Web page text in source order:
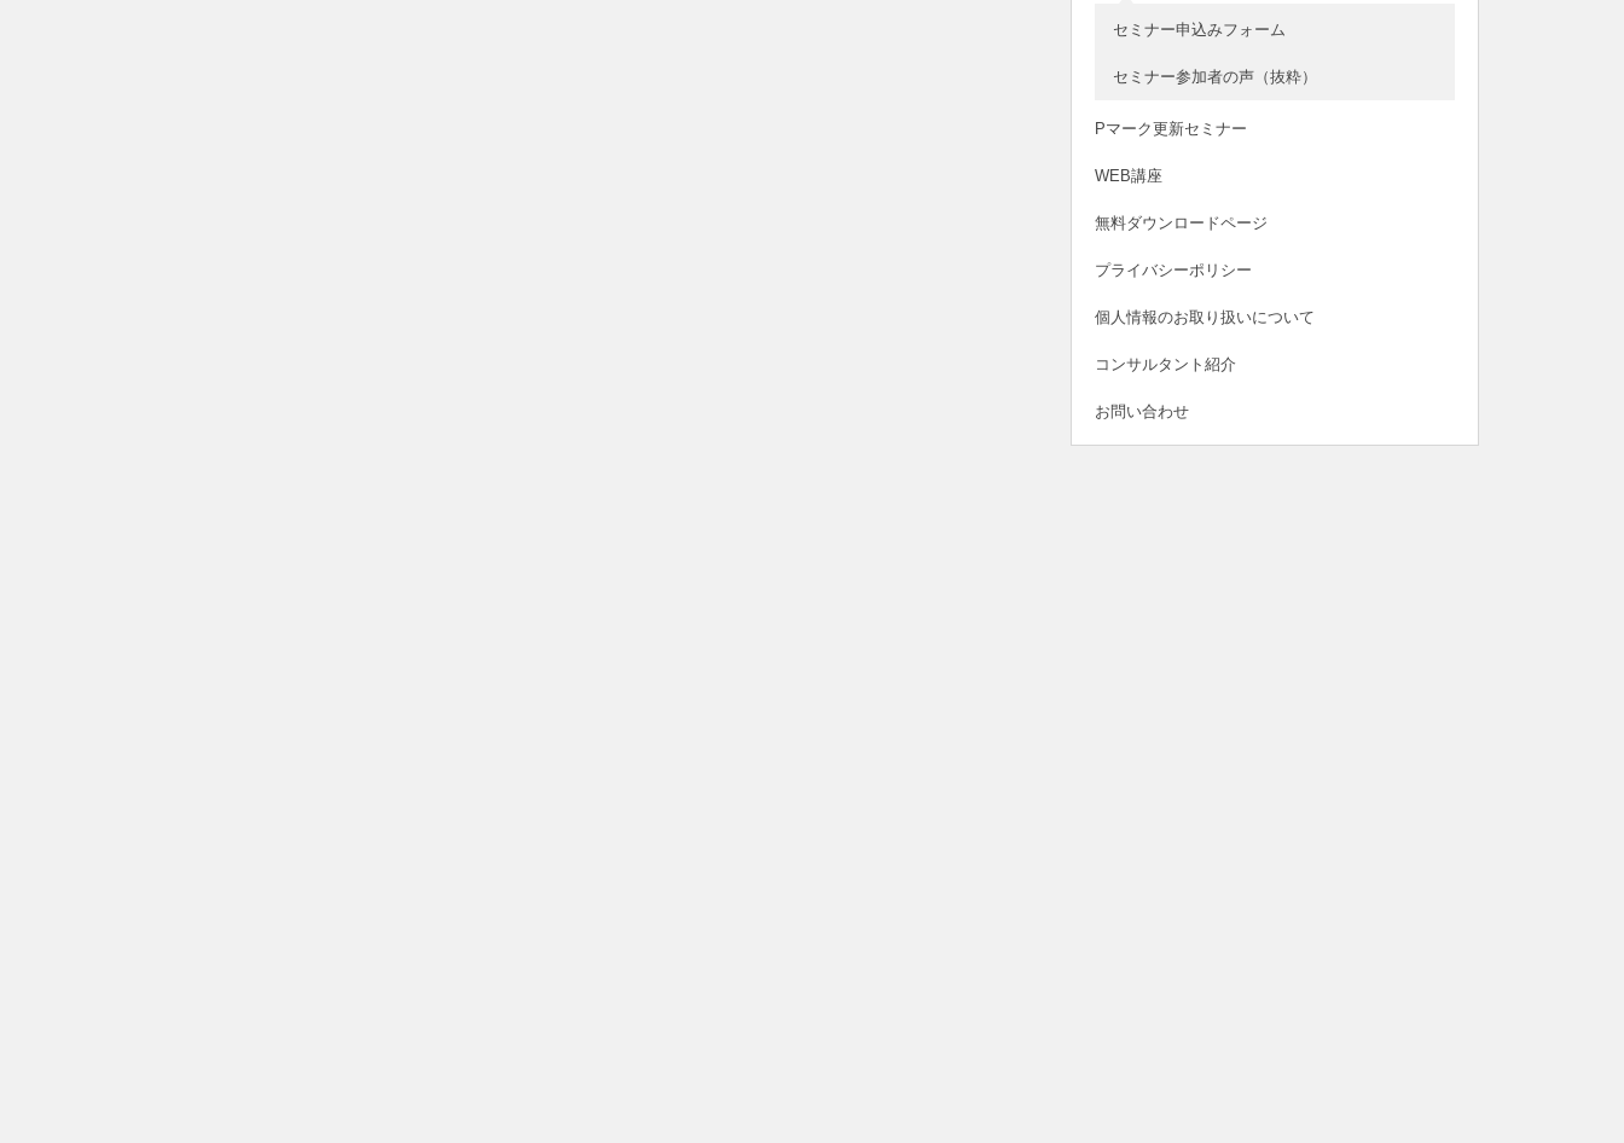
セミナー申込みフォーム
セミナー参加者の声（抜粋）
Pマーク更新セミナー
WEB講座
無料ダウンロードページ
プライバシーポリシー
個人情報のお取り扱いについて
コンサルタント紹介
お問い合わせ